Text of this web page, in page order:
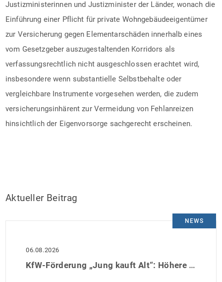
Justizministerinnen und Justizminister der Länder, wonach die
Einführung einer Pflicht für private Wohngebäudeeigentümer
zur Versicherung gegen Elementarschäden innerhalb eines
vom Gesetzgeber auszugestaltenden Korridors als
verfassungsrechtlich nicht ausgeschlossen erachtet wird,
insbesondere wenn substantielle Selbstbehalte oder
vergleichbare Instrumente vorgesehen werden, die zudem
versicherungsinhärent zur Vermeidung von Fehlanreizen
hinsichtlich der Eigenvorsorge sachgerecht erscheinen.
Aktueller Beitrag
NEWS
06.08.2026
KfW-Förderung „Jung kauft Alt“: Höhere Kredite ab August 2026